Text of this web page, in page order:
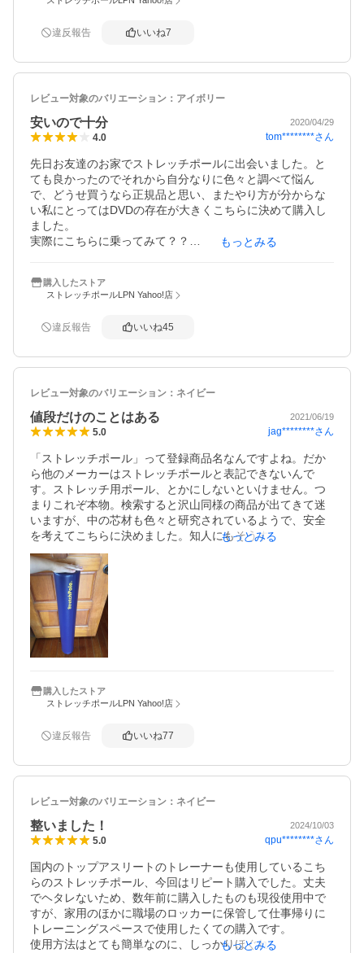
るいライトグリーンを購入しました。明るい色なので部屋
リビングにコロコロ転がしておいて、テレビを見ながら、
う一人のおばさんも利用しています。中々良いもんです。
違反報告 いいね7
レビュー対象のバリエーション： アイボリー
安いので十分 2020/04/29
4.0 tom********さん
先日お友達のお家でストレッチポールに出会いました。と
ても良かったのでそれから自分なりに色々と調べて悩ん
で、どうせ買うなら正規品と思い、またやり方が分からな
い私にとってはDVDの存在が大きくこちらに決めて購入し
ました。
実際にこちらに乗ってみて？？
そちらはレビューが硬すぎる等が多かったのでこちらにし
たのですが……
期待していたDVDも、えっ？？これだけ？？
色々教えて貰った動きのほんの1部……
でも、ストレッチポール！しかも正規品！ということで満
足はしてますが、お友達の持っていた物で十分でした、笑
もっとみる
購入したストア
ストレッチポールLPN Yahoo!店
違反報告 いいね45
レビュー対象のバリエーション： ネイビー
値段だけのことはある 2021/06/19
5.0 jag********さん
「ストレッチポール」って登録商品名なんですよね。だか
ら他のメーカーはストレッチポールと表記できないんで
す。ストレッチ用ポール、とかにしないといけません。つ
まりこれぞ本物。検索すると沢山同様の商品が出てきて迷
いますが、中の芯材も色々と研究されているようで、安全
を考えてこちらに決めました。知人にもそうすすめていま
す。使う前に、一度床に寝そべると変化がよく分かりま
す。ガチガチだった背中がポールから下りた瞬間へろ〜ん
と床に着きます。
EXとMXのタイプがあることを知らずにEXを買いました
が、EXはアスリート用でMXは医療用な感じでした。EXの
方が太さも硬さも上です。開けた時にあれ？ジムのよりデ
カって思いました。私はMXの方が欲しかったかな。種類が
違うと知らなかったのでご検討にお役立てください。
もっとみる
購入したストア
ストレッチポールLPN Yahoo!店
違反報告 いいね77
レビュー対象のバリエーション： ネイビー
整いました！ 2024/10/03
5.0 qpu********さん
国内のトップアスリートのトレーナーも使用しているこち
らのストレッチポール、今回はリピート購入でした。丈夫
でヘタレないため、数年前に購入したものも現役使用中で
すが、家用のほかに職場のロッカーに保管して仕事帰りに
トレーニングスペースで使用したくての購入です。
使用方法はとても簡単なのに、しっかりほぐれて整いま
もっとみる